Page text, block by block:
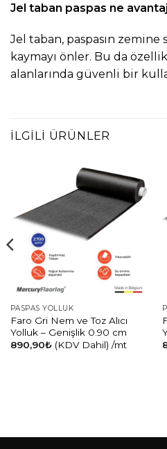
Jel taban paspas ne
Jel taban, paspasın
kaymayı önler. Bu da
alanlarında güvenli bir
İLGILI ÜRÜNLER
PASPAS YOLLUK
Faro Gri Nem ve Toz Alıcı
Yolluk – Genişlik 0.90 cm
890,90₺ (KDV Dahil) /mt